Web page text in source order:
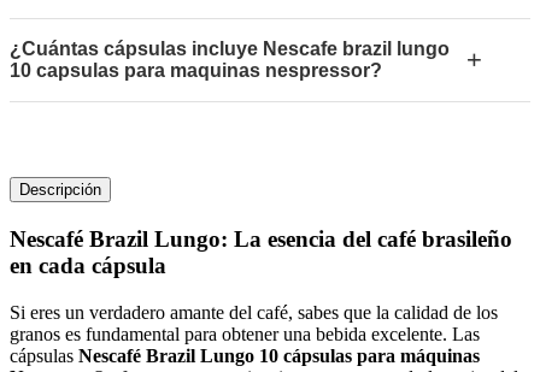
¿Cuántas cápsulas incluye Nescafe brazil lungo
10 capsulas para maquinas nespressor?
+
Descripción
Nescafé Brazil Lungo: La esencia del café brasileño
en cada cápsula
Si eres un verdadero amante del café, sabes que la calidad de los
granos es fundamental para obtener una bebida excelente. Las
cápsulas Nescafé Brazil Lungo 10 cápsulas para máquinas